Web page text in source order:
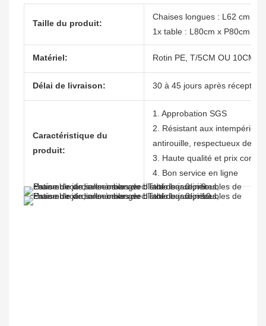
Taille du produit:
Chaises longues : L62 cm x
1x table : L80cm x P80cm x
Matériel: Rotin PE, T/5CM OU 10CM,
Délai de livraison: 30 à 45 jours après réception
Caractéristique du
produit:
1. Approbation SGS
2. Résistant aux intempéries,
antirouille, respectueux de
3. Haute qualité et prix
4. Bon service en ligne